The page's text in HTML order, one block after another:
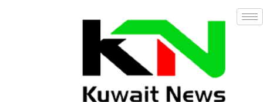
NE
News Elementor